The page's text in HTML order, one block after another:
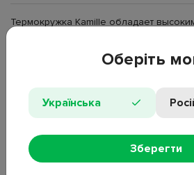
Термокружка Kamille обладает
дизайном. Горячее остается горячим,
холодным. Такая термокружка станет
колба из нержавеющей стали,
TPR-накладка на корпусе,
высокопрочная конструкция,
часов, 100% герметичный.
Оберіть
Українська
Зберегти